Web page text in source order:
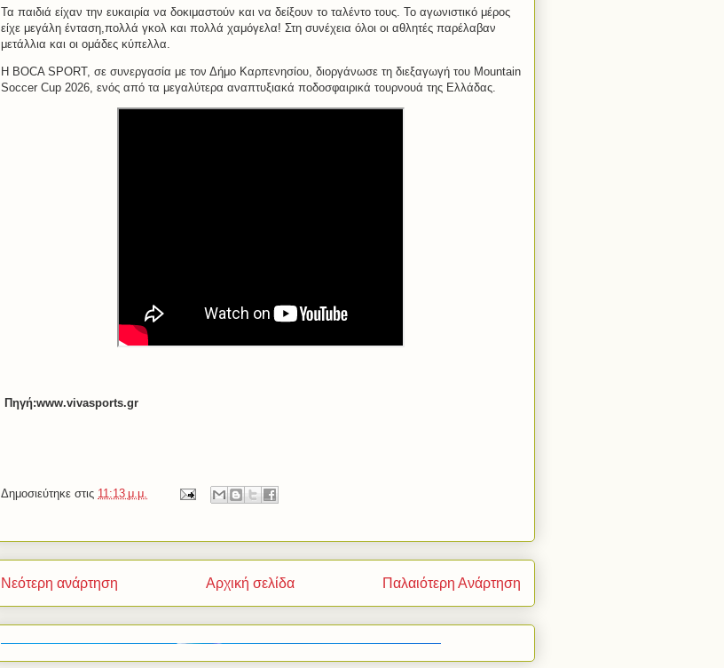
Τα παιδιά είχαν την ευκαιρία να δοκιμαστούν και να δείξουν το ταλέντο τους. Το αγωνιστικό μέρος
είχε μεγάλη ένταση,πολλά γκολ και πολλά χαμόγελα! Στη συνέχεια όλοι οι αθλητές παρέλαβαν
μετάλλια και οι ομάδες κύπελλα.
Η BOCA SPORT, σε συνεργασία με τον Δήμο Καρπενησίου, διοργάνωσε τη διεξαγωγή του Mountain
Soccer Cup 2026, ενός από τα μεγαλύτερα αναπτυξιακά ποδοσφαιρικά τουρνουά της Ελλάδας.
Πηγή:www.vivasports.gr
Δημοσιεύτηκε στις 11:13 μ.μ.
Νεότερη ανάρτηση Παλαιότερη Ανάρτηση
Αρχική σελίδα